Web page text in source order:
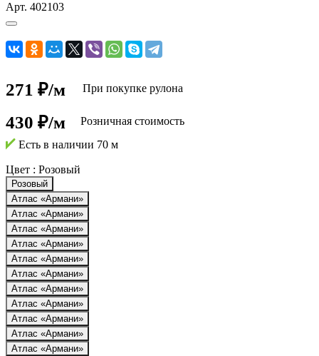
Арт. 402103
271 ₽/м При покупке рулона
430 ₽/м
Розничная стоимость
Есть в наличии 70 м
Цвет : Розовый
Розовый
Атлас «Армани»
Атлас «Армани»
Атлас «Армани»
Атлас «Армани»
Атлас «Армани»
Атлас «Армани»
Атлас «Армани»
Атлас «Армани»
Атлас «Армани»
Атлас «Армани»
Атлас «Армани»